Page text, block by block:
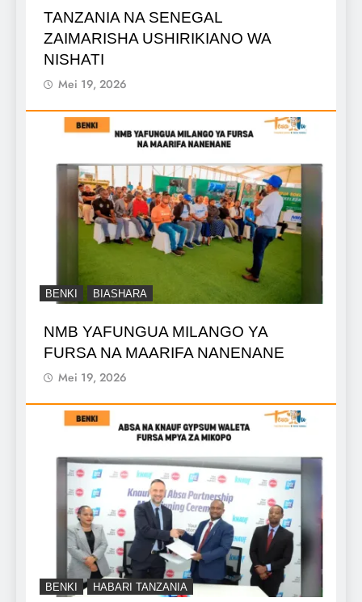
TANZANIA NA SENEGAL
ZAIMARISHA USHIRIKIANO WA
NISHATI
Mei 19, 2026
BENKI BIASHARA
NMB YAFUNGUA MILANGO YA
FURSA NA MAARIFA NANENANE
Mei 19, 2026
BENKI HABARI TANZANIA